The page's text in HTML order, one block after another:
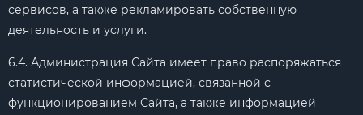
сервисов, а также рекламировать собственную
деятельность и услуги.
6.4. Администрация Сайта имеет право распоряжаться
статистической информацией, связанной с
функционированием Сайта, а также информацией